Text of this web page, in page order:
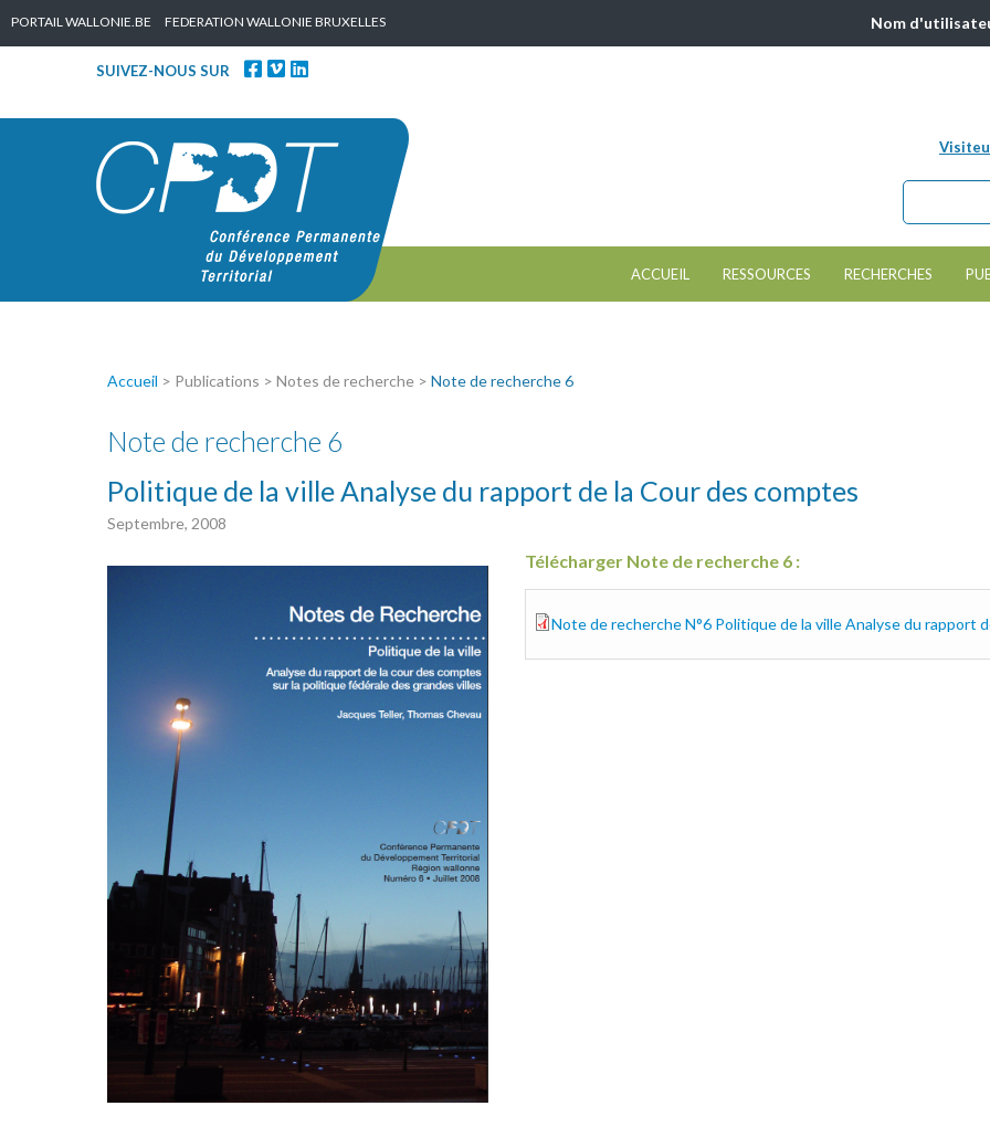
PORTAIL WALLONIE.BE FEDERATION WALLONIE BRUXELLES Nom
SUIVEZ-NOUS SUR
Chercher
ACCUEIL RESSOURCES RECHERCHES
Accueil > Publications > Notes de recherche > Note de recherche 6
Note de recherche 6
Politique de la ville Analyse du rapport de la Cour des comptes
Septembre, 2008
Télécharger Note de recherche 6 :
cpdt-6-rapport.pdf
Note de recherche N°6 Politique de la ville Analyse du rapport